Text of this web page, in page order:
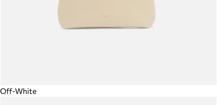
Off-White